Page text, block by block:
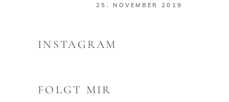
25. NOVEMBER 2019
INSTAGRAM
FOLGT MIR